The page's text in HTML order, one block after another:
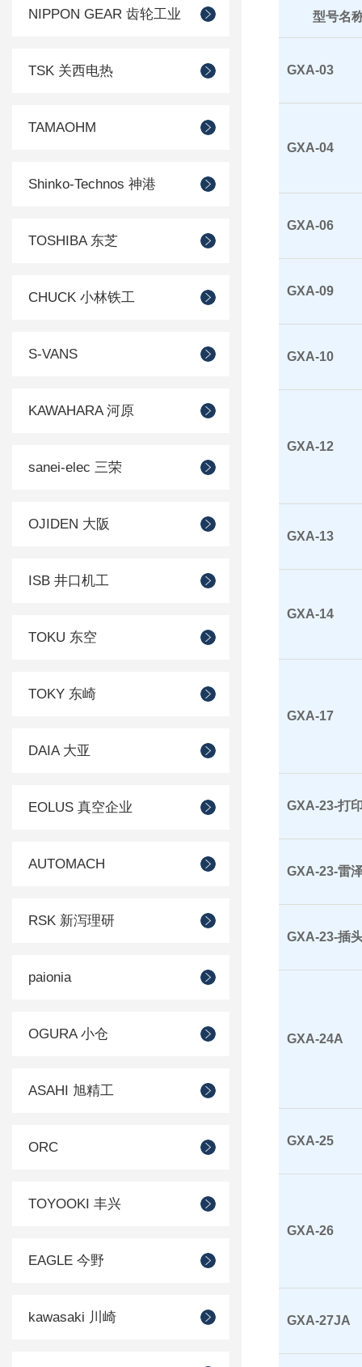
NIPPON GEAR 齿轮工业
TSK 关西电热
TAMAOHM
Shinko-Technos 神港
TOSHIBA 东芝
CHUCK 小林铁工
S-VANS
KAWAHARA 河原
sanei-elec 三荣
OJIDEN 大阪
ISB 井口机工
TOKU 东空
TOKY 东崎
DAIA 大亚
EOLUS 真空企业
AUTOMACH
RSK 新泻理研
paionia
OGURA 小仓
ASAHI 旭精工
ORC
TOYOOKI 丰兴
EAGLE 今野
kawasaki 川崎
型号名
GXA-03
GXA-04
GXA-06
GXA-09
GXA-10
GXA-12
GXA-13
GXA-14
GXA-17
GXA-23-打
GXA-23-雷
GXA-23-插
GXA-24A
GXA-25
GXA-26
GXA-27JA